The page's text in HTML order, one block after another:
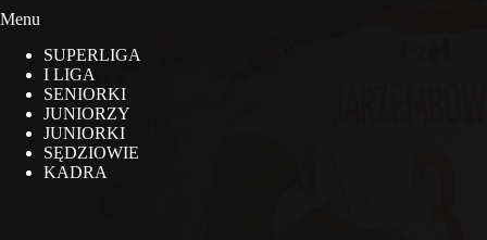
Menu
SUPERLIGA
I LIGA
SENIORKI
JUNIORZY
JUNIORKI
SĘDZIOWIE
KADRA